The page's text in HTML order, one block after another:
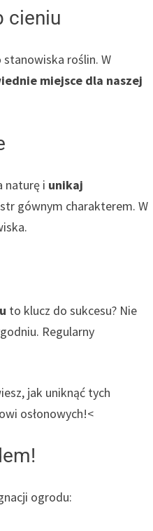
cieniu
stanowiska roślin. W
miejsce dla naszej
naturę i unikaj
gównym charakterem. W
to klucz do sukcesu? Nie
Regularny
jak uniknąć tych
osłonowych!<
ogrodu: